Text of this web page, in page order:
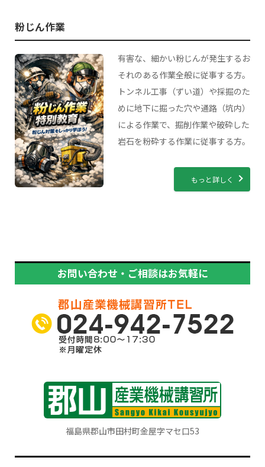
粉じん作業
有害な、細かい粉じんが発生するお
それのある作業全般に従事する方。
トンネル工事（ずい道）や採掘のた
めに地下に掘った穴や通路（坑内）
による作業で、掘削作業や破砕した
岩石を粉砕する作業に従事する方。
もっと詳しく
お問い合わせ・ご相談はお気軽に
福島県郡山市田村町金屋字マセ口53